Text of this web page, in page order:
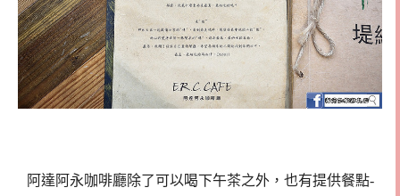
阿達阿永咖啡廳除了可以喝下午茶之外，也有提供餐點-